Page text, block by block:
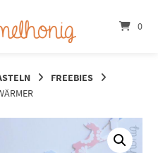
0
FREEBIES